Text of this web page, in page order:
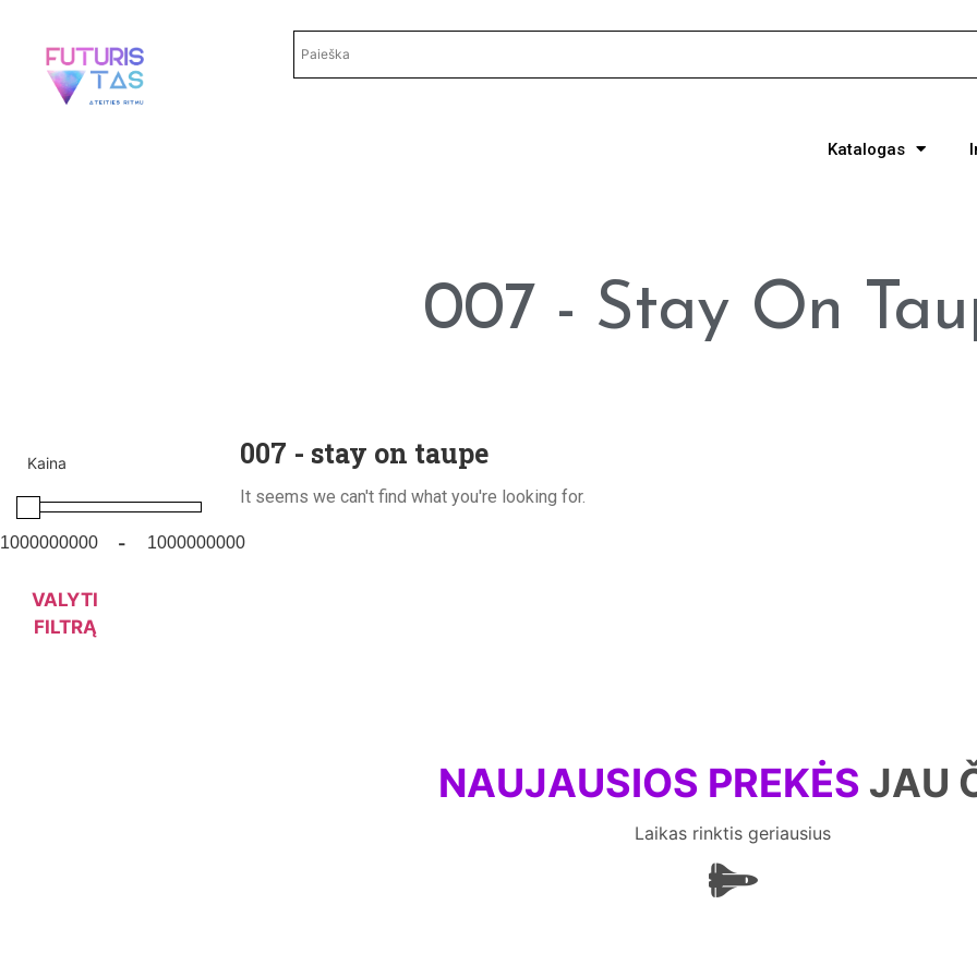
Katalogas
007 - Stay On
Kaina
-
VALYTI
FILTRĄ
007 - stay on taupe
It seems we can't find what you're looking for.
NAUJAUSIOS PREKĖS JAU
Laikas rinktis geriausius